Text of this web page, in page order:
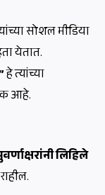
सोशल मीडिया
येतात.
हे त्यांच्या
आहे.
लिहिले